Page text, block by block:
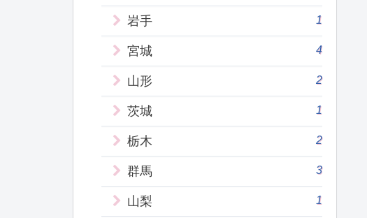
岩手 1
宮城 4
山形 2
茨城 1
栃木 2
群馬 3
山梨 1